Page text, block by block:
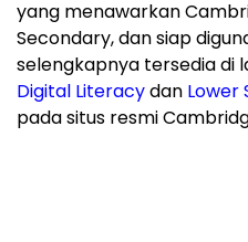
yang menawarkan
Secondary, dan siap
selengkapnya tersedia di
Digital Literacydan Lower
pada situs resmi